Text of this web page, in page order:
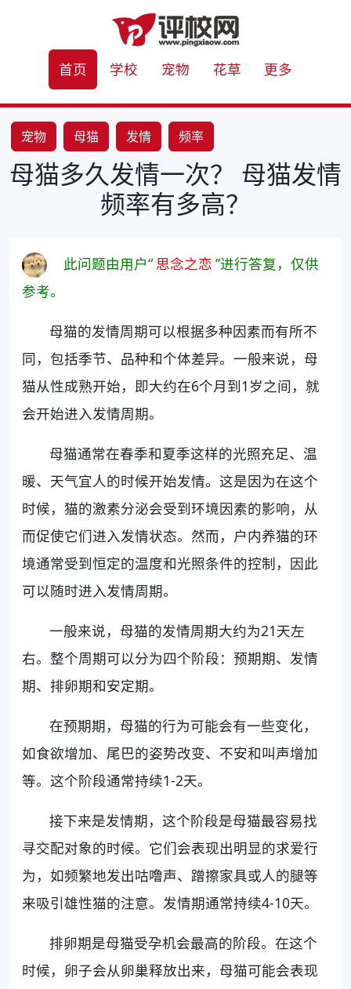
首页 学校 宠物 花草 更多
宠物 母猫 发情 频率
母猫多久发情一次？ 母猫发情
频率有多高？
此问题由用户“ 思念之恋 ”进行答复，仅供
参考。
母猫的发情周期可以根据多种因素而有所不
同，包括季节、品种和个体差异。一般来说，母
猫从性成熟开始，即大约在6个月到1岁之间，就
会开始进入发情周期。
母猫通常在春季和夏季这样的光照充足、温
暖、天气宜人的时候开始发情。这是因为在这个
时候，猫的激素分泌会受到环境因素的影响，从
而促使它们进入发情状态。然而，户内养猫的环
境通常受到恒定的温度和光照条件的控制，因此
可以随时进入发情周期。
一般来说，母猫的发情周期大约为21天左
右。整个周期可以分为四个阶段：预期期、发情
期、排卵期和安定期。
在预期期，母猫的行为可能会有一些变化，
如食欲增加、尾巴的姿势改变、不安和叫声增加
等。这个阶段通常持续1-2天。
接下来是发情期，这个阶段是母猫最容易找
寻交配对象的时候。它们会表现出明显的求爱行
为，如频繁地发出咕噜声、蹭擦家具或人的腿等
来吸引雄性猫的注意。发情期通常持续4-10天。
排卵期是母猫受孕机会最高的阶段。在这个
时候，卵子会从卵巢释放出来，母猫可能会表现